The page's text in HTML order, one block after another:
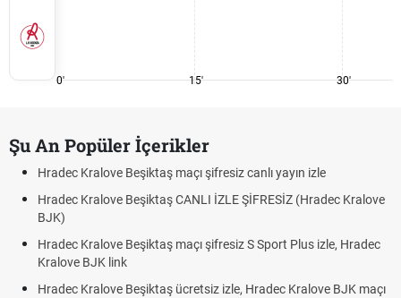
0' 15' 30'
Şu An Popüler İçerikler
Hradec Kralove Beşiktaş maçı şifresiz canlı yayın izle
Hradec Kralove Beşiktaş CANLI İZLE ŞİFRESİZ (Hradec Kralove
BJK)
Hradec Kralove Beşiktaş maçı şifresiz S Sport Plus izle, Hradec
Kralove BJK link
Hradec Kralove Beşiktaş ücretsiz izle, Hradec Kralove BJK maçı